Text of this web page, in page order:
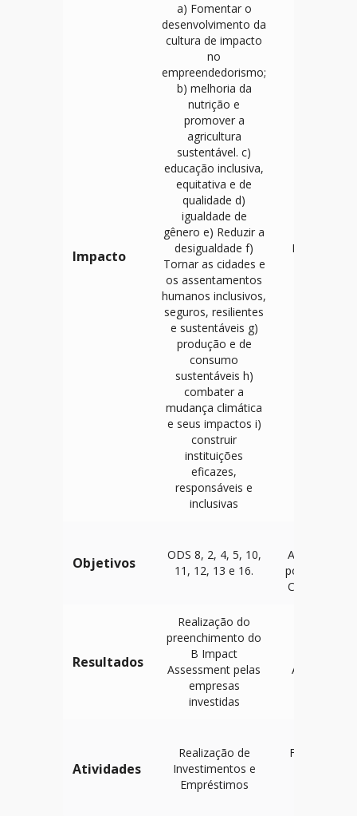
Impacto
a) Fomentar o
desenvolvimento da
cultura de impacto
no
empreendedorismo;
b) melhoria da
nutrição e
promover a
agricultura
sustentável. c)
educação inclusiva,
equitativa e de
qualidade d)
igualdade de
gênero e) Reduzir a
desigualdade f)
Tornar as cidades e
os assentamentos
humanos inclusivos,
seguros, resilientes
e sustentáveis g)
produção e de
consumo
sustentáveis h)
combater a
mudança climática
e seus impactos i)
construir
instituições
eficazes,
responsáveis e
inclusivas
Relatório de
Objetivos
ODS 8, 2, 4, 5, 10,
11, 12, 13 e 16.
Assessment -
pontuação
Resultados
Realização do
preenchimento do
B Impact
Assessment pelas
empresas
investidas
Assessment
Atividades
Realização de
Investimentos e
Empréstimos
Faturamento